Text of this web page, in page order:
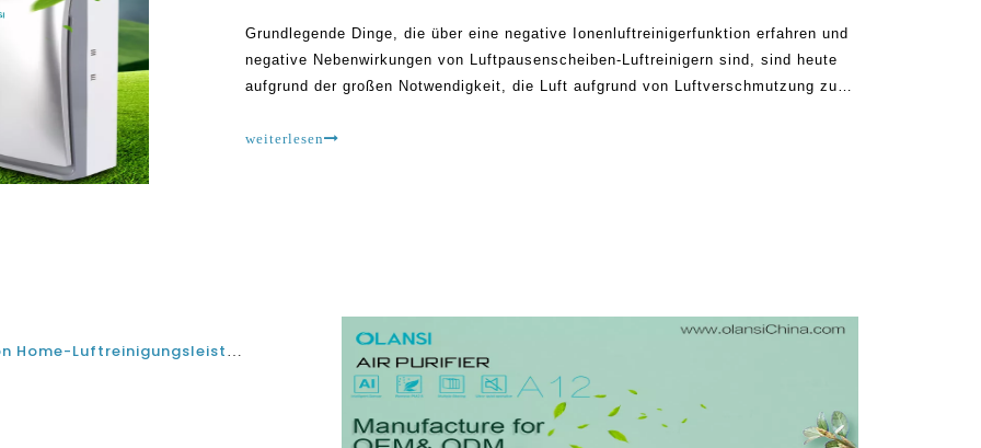
Grundlegende Dinge, die über eine negative Ionenluftreinigerfunktion erfahren und
negative Nebenwirkungen von Luftpausenscheiben-Luftreinigern sind, sind heute
aufgrund der großen Notwendigkeit, die Luft aufgrund von Luftverschmutzung zu
Auswirkungen auf die Gesundheit haben, insbesondere wenn es für einen P
weiterlesen
Die Vor- und Nachteile, die mit der Nutzen von Home-Luftreinigungsleistungen und Nebenwirkungen verbunden sind